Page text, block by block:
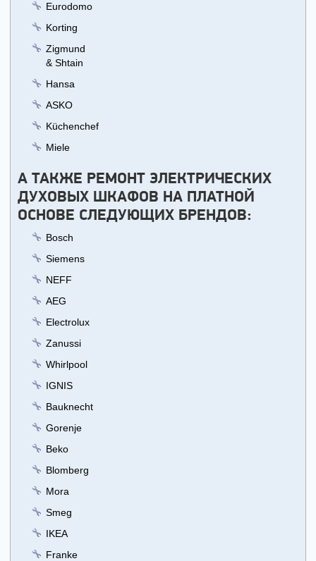
Eurodomo
Korting
Zigmund
& Shtain
Hansa
ASKO
Küchenchef
Miele
А ТАКЖЕ РЕМОНТ ЭЛЕКТРИЧЕСКИХ
ДУХОВЫХ ШКАФОВ НА ПЛАТНОЙ
ОСНОВЕ СЛЕДУЮЩИХ БРЕНДОВ:
Bosch
Siemens
NEFF
AEG
Electrolux
Zanussi
Whirlpool
IGNIS
Bauknecht
Gorenje
Beko
Blomberg
Mora
Smeg
IKEA
Franke